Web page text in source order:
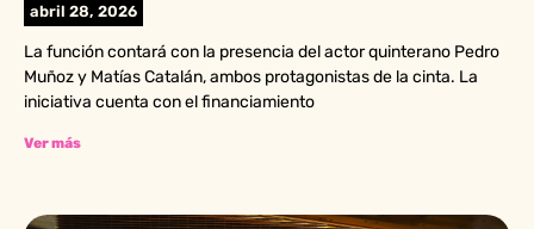
abril 28, 2026
La función contará con la presencia del actor quinterano Pedro
Muñoz y Matías Catalán, ambos protagonistas de la cinta. La
iniciativa cuenta con el financiamiento
Ver más